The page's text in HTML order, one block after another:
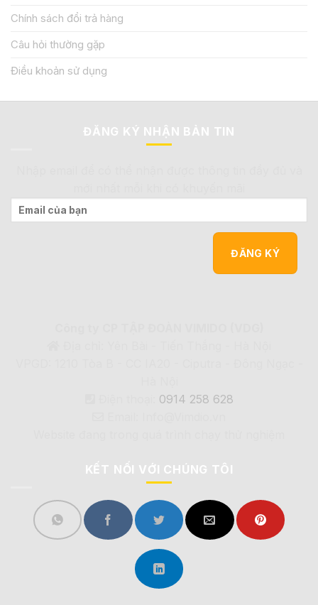
Chính sách đổi trả hàng
Câu hỏi thường gặp
Điều khoản sử dụng
ĐĂNG KÝ NHẬN BẢN TIN
0914 258 628
KẾT NỐI VỚI CHÚNG TÔI